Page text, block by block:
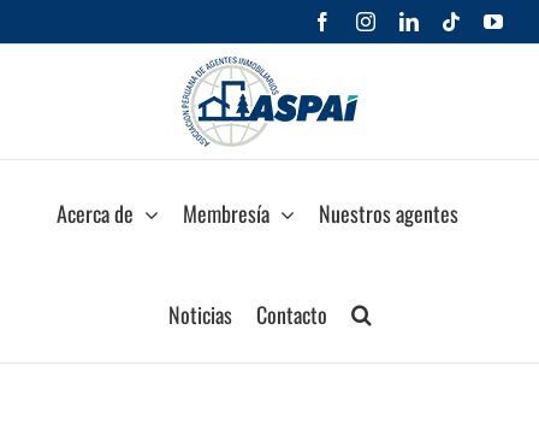
al
FacebookInstagramLinkedIn
Tiktok
Acerca de Membresía Nuestros agentes
Noticias Contacto